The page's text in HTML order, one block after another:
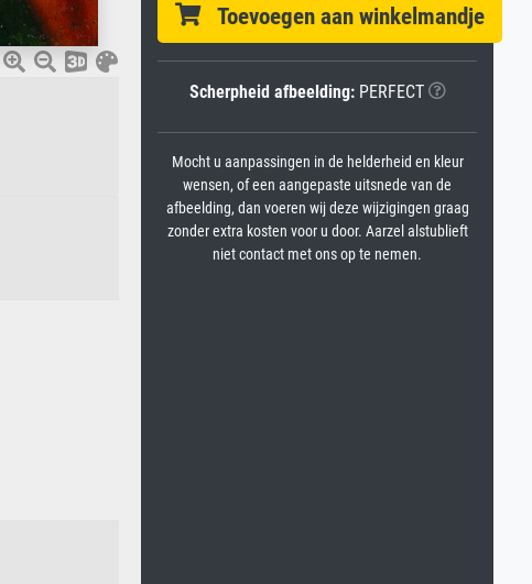
Toevoegen aan winkelmandje
Scherpheid afbeelding:PERFECT
Mocht u aanpassingen in de helderheid en kleur
wensen, of een aangepaste uitsnede van de
afbeelding, dan voeren wij deze wijzigingen graag
zonder extra kosten voor u door. Aarzel alstublieft
niet contact met ons op te nemen.